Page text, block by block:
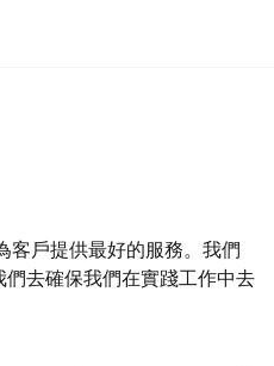
客戶提供最好的服務。我們
去確保我們在實踐工作中去